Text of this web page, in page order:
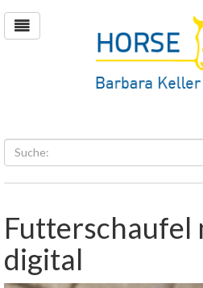
Futterschaufel
digital